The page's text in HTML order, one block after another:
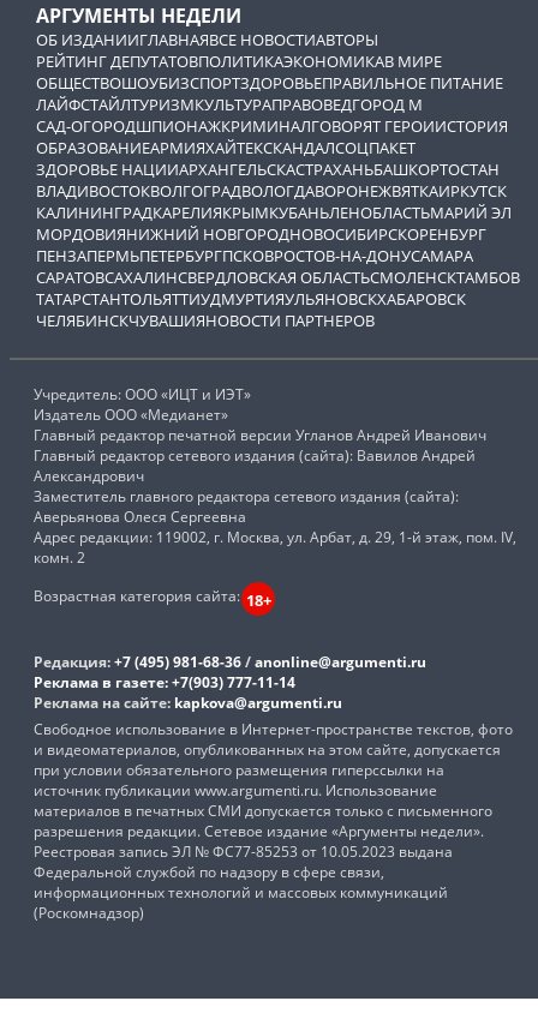
АРГУМЕНТЫ НЕДЕЛИ
ОБ ИЗДАНИИГЛАВНАЯВСЕ НОВОСТИАВТОРЫ
РЕЙТИНГ ДЕПУТАТОВПОЛИТИКАЭКОНОМИКАВ МИРЕ
ОБЩЕСТВОШОУБИЗСПОРТЗДОРОВЬЕПРАВИЛЬНОЕ ПИТАНИЕ
ЛАЙФСТАЙЛТУРИЗМКУЛЬТУРАПРАВОВЕДГОРОД М
САД-ОГОРОДШПИОНАЖКРИМИНАЛГОВОРЯТ ГЕРОИИСТОРИЯ
ОБРАЗОВАНИЕАРМИЯХАЙТЕКСКАНДАЛСОЦПАКЕТ
ЗДОРОВЬЕ НАЦИИАРХАНГЕЛЬСКАСТРАХАНЬБАШКОРТОСТАН
ВЛАДИВОСТОКВОЛГОГРАДВОЛОГДАВОРОНЕЖВЯТКАИРКУТСК
КАЛИНИНГРАДКАРЕЛИЯКРЫМКУБАНЬЛЕНОБЛАСТЬМАРИЙ ЭЛ
МОРДОВИЯНИЖНИЙ НОВГОРОДНОВОСИБИРСКОРЕНБУРГ
ПЕНЗАПЕРМЬПЕТЕРБУРГПСКОВРОСТОВ-НА-ДОНУСАМАРА
САРАТОВСАХАЛИНСВЕРДЛОВСКАЯ ОБЛАСТЬСМОЛЕНСКТАМБОВ
ТАТАРСТАНТОЛЬЯТТИУДМУРТИЯУЛЬЯНОВСКХАБАРОВСК
ЧЕЛЯБИНСКЧУВАШИЯНОВОСТИ ПАРТНЕРОВ
Учредитель: ООО «ИЦТ и ИЭТ»
Издатель ООО «Медианет»
Главный редактор печатной версии Угланов Андрей Иванович
Главный редактор сетевого издания (сайта): Вавилов Андрей
Александрович
Заместитель главного редактора сетевого издания (сайта):
Аверьянова Олеся Сергеевна
Адрес редакции: 119002, г. Москва, ул. Арбат, д. 29, 1-й этаж, пом. IV,
комн. 2
Возрастная категория сайта: 18+
Редакция:+7 (495) 981-68-36/anonline@argumenti.ru
Реклама в газете:+7(903) 777-11-14
Реклама на сайте: kapkova@argumenti.ru
Свободное использование в Интернет-пространстве текстов, фото
и видеоматериалов, опубликованных на этом сайте, допускается
при условии обязательного размещения гиперссылки на
источник публикации www.argumenti.ru. Использование
материалов в печатных СМИ допускается только с письменного
разрешения редакции. Сетевое издание «Аргументы недели».
Реестровая запись ЭЛ № ФС77-85253 от 10.05.2023 выдана
Федеральной службой по надзору в сфере связи,
информационных технологий и массовых коммуникаций
(Роскомнадзор)